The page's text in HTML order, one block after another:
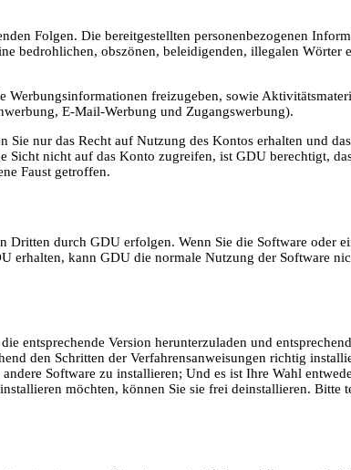
Folgen. Die bereitgestellten personenbezogenen
bedrohlichen, obszönen, beleidigenden, illegalen Wörter
freizugeben, sowie
E-Mail-Werbung und Zugangswerbung).
nur das Recht auf Nutzung des Kontos erhalten und
Sicht nicht auf das Konto zugreifen, ist GDU berechtigt,
Faust getroffen.
Dritten durch GDU erfolgen. Wenn Sie die Software oder
erhalten, kann GDU die normale Nutzung der Software
entsprechende Version herunterzuladen und
den Schritten der Verfahrensanweisungen richtig
Software zu installieren; Und es ist Ihre Wahl
möchten, können Sie sie frei deinstallieren. Bitte